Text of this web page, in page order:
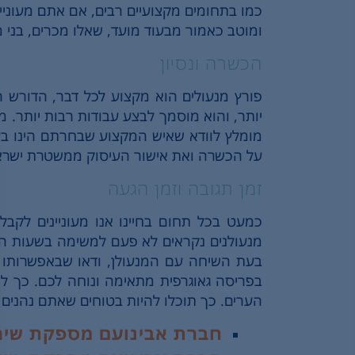
כמו בתחומים מקצועיים רבים, אם אתם
ומוטב כאמור מבעוד מועד, שאלו מכרים,
הכשרה ונסיון
פורץ מנעולים הוא מקצוע לכל דבר,
יותר, והוא מוסמך לבצע עבודות רבות
מומלץ לוודא שאיש המקצוע שבחרתם
על הכשרה ואת אישור העיסוק ממשטרת
זמן תגובה וזמן הגעה
כמעט בכל תחום בחיינו אנו מעוניינים
מנעולנים נקראים לא פעם למשימה בשעות
בעת השיחה עם המנעולן, ודאו שבאפשרותו
בפריסה גאוגרפית מתאימה ונוחה לכם. כך
הערים. כך תוכלו להיות בטוחים שאתם
חברת אבינועם מספקת